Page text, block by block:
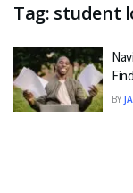
Tag: student
BY